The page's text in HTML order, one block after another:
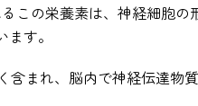
この栄養素は、神経細胞
す。
含まれ、脳内で神経伝達物